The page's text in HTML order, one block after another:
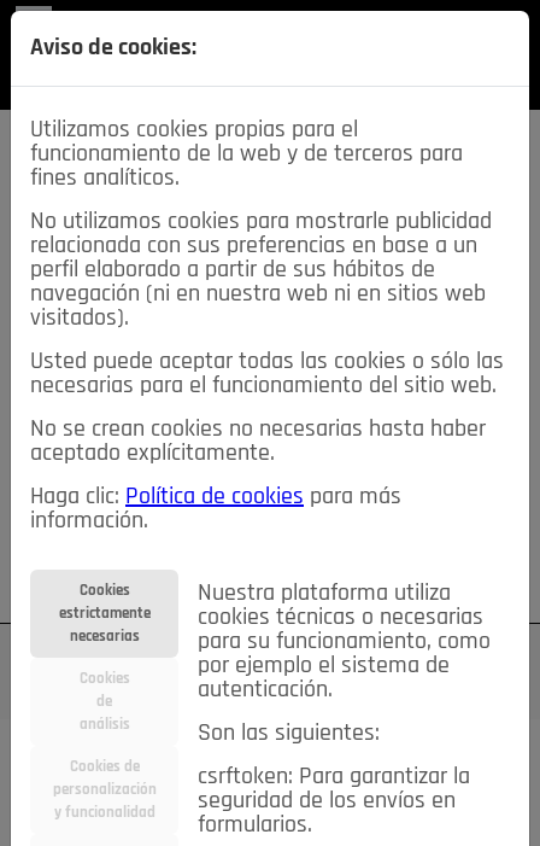
SECCIONES
descarga esta
REVISTA
≡NOTICIAS
NOTICIAS SERVICIOS DE INTERÉS
TABLÓN DE ANUNCIOS MIS ANUNCIOS CONTACTO
NOSOTROS
Su cuenta Regístrese ¿Olvidó su contraseña?
TODAS Deporte Bicicletas Deportes y Ocio
Electrodomésticos
Aviso de cookies:
Utilizamos cookies propias para el
funcionamiento de la web y de terceros para
fines analíticos.
No utilizamos cookies para mostrarle publicidad
relacionada con sus preferencias en base a un
perfil elaborado a partir de sus hábitos de
navegación (ni en nuestra web ni en sitios web
visitados).
Usted puede aceptar todas las cookies o sólo las
necesarias para el funcionamiento del sitio web.
No se crean cookies no necesarias hasta haber
aceptado explícitamente.
Haga clic: Política de cookies para más
información.
Cookies
estrictamente
necesarias
Cookies
de
análisis
Cookies de
personalización
y funcionalidad
Nuestra plataforma utiliza
cookies técnicas o necesarias
para su funcionamiento, como
por ejemplo el sistema de
autenticación.
Son las siguientes:
csrftoken: Para garantizar la
seguridad de los envíos en
formularios.